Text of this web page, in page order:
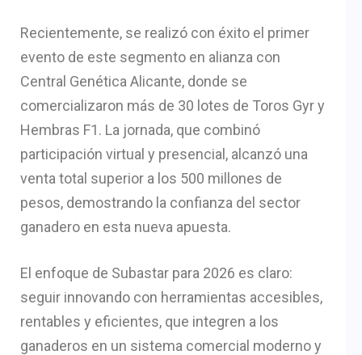
Recientemente, se realizó con éxito el primer
evento de este segmento en alianza con
Central Genética Alicante, donde se
comercializaron más de 30 lotes de Toros Gyr y
Hembras F1. La jornada, que combinó
participación virtual y presencial, alcanzó una
venta total superior a los 500 millones de
pesos, demostrando la confianza del sector
ganadero en esta nueva apuesta.
El enfoque de Subastar para 2026 es claro:
seguir innovando con herramientas accesibles,
rentables y eficientes, que integren a los
ganaderos en un sistema comercial moderno y